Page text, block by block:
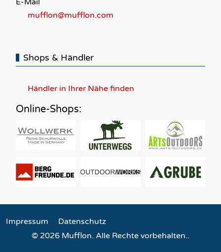
E-Mail
mufflon@mufflon.com
Shops & Händler
Händler in Ihrer Nähe finden
Online-Shops:
Impressum
Datenschutz
© 2026 Mufflon. Alle Rechte vorbehalten..